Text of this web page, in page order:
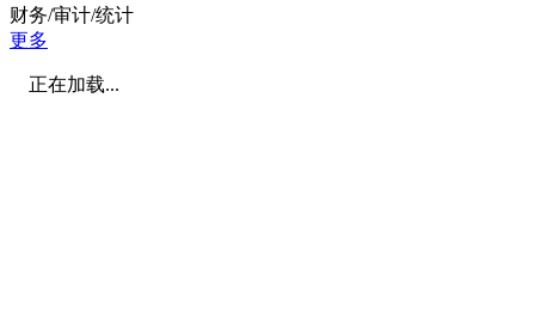
财务/审计/统计
更多
正在加载...